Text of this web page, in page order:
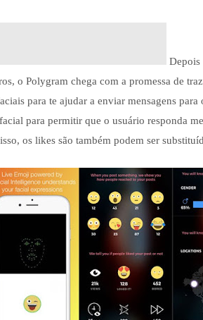
Depois
o Polygram chega com a promessa de
para te ajudar a enviar mensagens para
para permitir que o usuário responda
os likes são também podem ser